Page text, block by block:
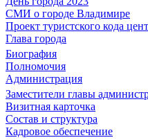
СМИ о городе Владимире
Проект туристского кода
Глава города
Биография
Полномочия
Администрация
Заместители главы
Визитная карточка
Состав и структура
Кадровое обеспечение